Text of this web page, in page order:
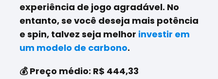
experiência de jogo agradável. No
entanto, se você deseja mais potência
e spin, talvez seja melhor investir em
um modelo de carbono.
💰Preço médio: R$ 444,33